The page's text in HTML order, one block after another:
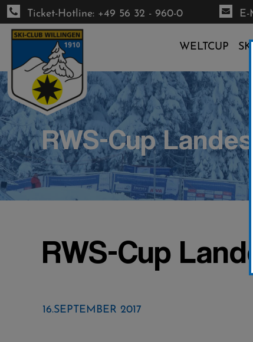
Direkt
zum
Inhalt
Ticket-Hotline: +49 56 32 - 960-0
WELTCUP
RWS-Cup
RWS-Cup
16.SEPTEMBER 2017